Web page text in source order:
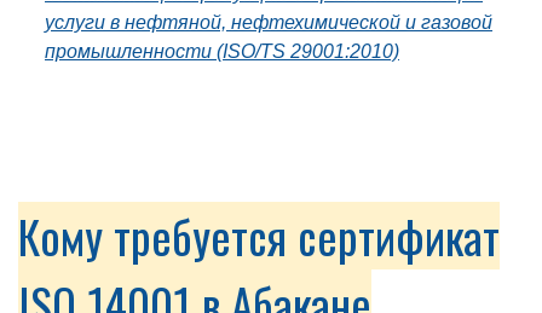
услуги в нефтяной, нефтехимической и газовой
промышленности (ISO/TS 29001:2010)
Кому требуется сертификат